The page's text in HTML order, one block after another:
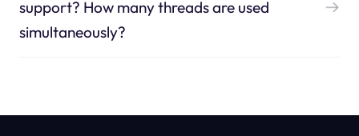
support? How many threads are used
simultaneously?